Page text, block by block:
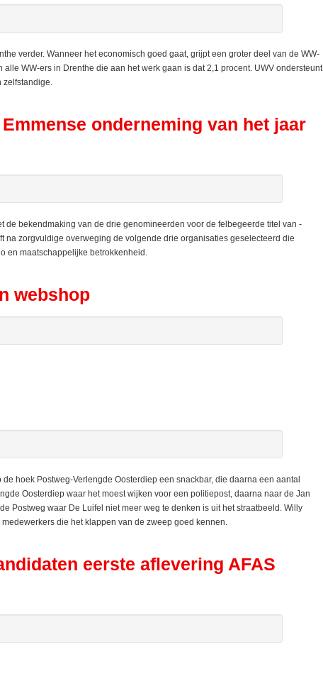
verder. Wanneer het economisch goed gaat, grijpt een groter deel van de WW-
WW-ers in Drenthe die aan het werk gaan is dat 2,1 procent. UWV ondersteunt
zelfstandige.
onderneming van het jaar
de bekendmaking van de drie genomineerden voor de felbegeerde titel van -
na zorgvuldige overweging de volgende drie organisaties geselecteerd die
en maatschappelijke betrokkenheid.
webshop
hoek Postweg-Verlengde Oosterdiep een snackbar, die daarna een aantal
Oosterdiep waar het moest wijken voor een politiepost, daarna naar de Jan
Postweg waar De Luifel niet meer weg te denken is uit het straatbeeld. Willy
die het klappen van de zweep goed kennen.
eerste aflevering AFAS